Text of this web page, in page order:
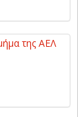
της ΑΕΛ